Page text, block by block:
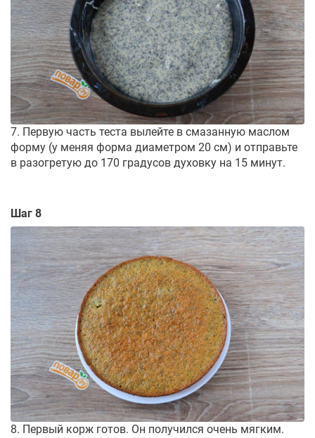
7. Первую часть теста вылейте в смазанную маслом
форму (у меняя форма диаметром 20 см) и отправьте
в разогретую до 170 градусов духовку на 15 минут.
Шаг 8
8. Первый корж готов. Он получился очень мягким.